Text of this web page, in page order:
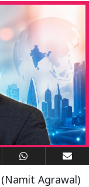
(Namit Agrawal)